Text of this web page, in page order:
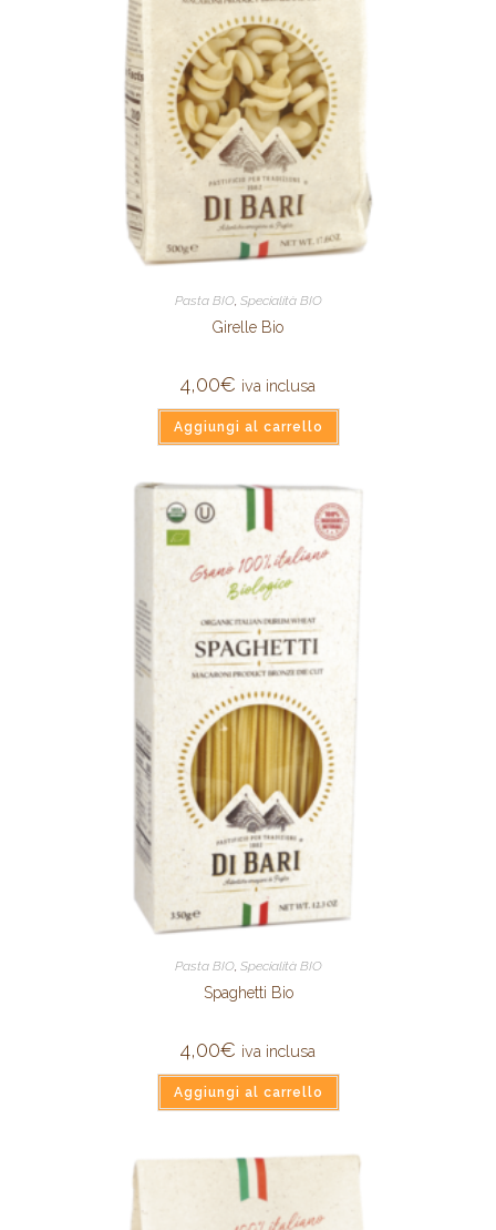
Pasta BIO, Specialità BIO
Girelle Bio
4,00€ iva inclusa
Aggiungi al carrello
Pasta BIO, Specialità BIO
Spaghetti Bio
4,00€ iva inclusa
Aggiungi al carrello